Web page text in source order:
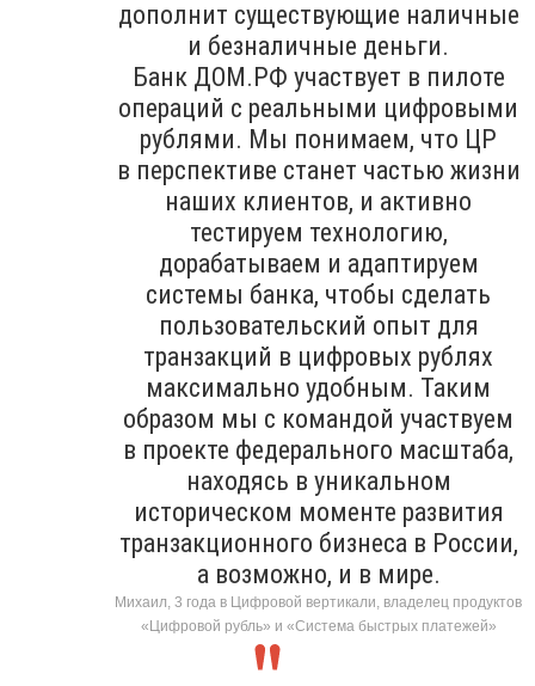
дополнит существующие наличные
и безналичные деньги.
Банк ДОМ.РФ участвует в пилоте
операций с реальными цифровыми
рублями. Мы понимаем, что ЦР
в перспективе станет частью жизни
наших клиентов, и активно
тестируем технологию,
дорабатываем и адаптируем
системы банка, чтобы сделать
пользовательский опыт для
транзакций в цифровых рублях
максимально удобным. Таким
образом мы с командой участвуем
в проекте федерального масштаба,
находясь в уникальном
историческом моменте развития
транзакционного бизнеса в России,
а возможно, и в мире.
Михаил, 3 года в Цифровой вертикали, владелец продуктов
«Цифровой рубль» и «Система быстрых платежей»